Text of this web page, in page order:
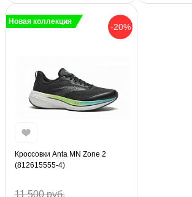
-20%
Новая коллекция
Кроссовки Anta MN Zone 2
(812615555-4)
11 500 руб.